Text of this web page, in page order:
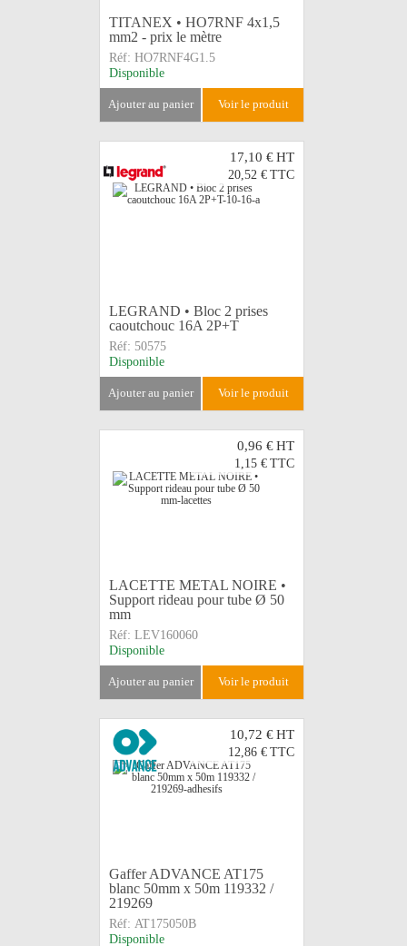
TITANEX • HO7RNF 4x1,5
mm2 - prix le mètre
Réf: HO7RNF4G1.5
Disponible
ajouter au panier voir le produit
17,10 €HT
20,52 € TTC
LEGRAND • Bloc 2 prises
caoutchouc 16A 2P+T
Réf: 50575
Disponible
ajouter au panier voir le produit
0,96 €HT
1,15 € TTC
LACETTE METAL NOIRE •
Support rideau pour tube Ø 50
mm
Réf: LEV160060
Disponible
ajouter au panier voir le produit
10,72 €HT
12,86 € TTC
Gaffer ADVANCE AT175
blanc 50mm x 50m 119332 /
219269
Réf: AT175050B
Disponible